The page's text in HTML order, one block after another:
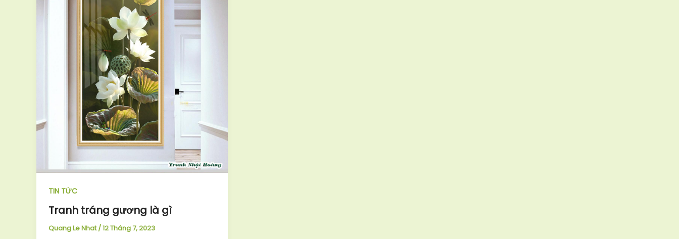
TIN TỨC
Tranh tráng gương là gì
Quang Le Nhat/12 Tháng 7, 2023